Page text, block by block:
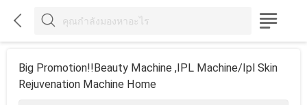
  
Big Promotion!!beauty Machine ,IPL Machine/ipl Skin
Rejuvenation Machine Home